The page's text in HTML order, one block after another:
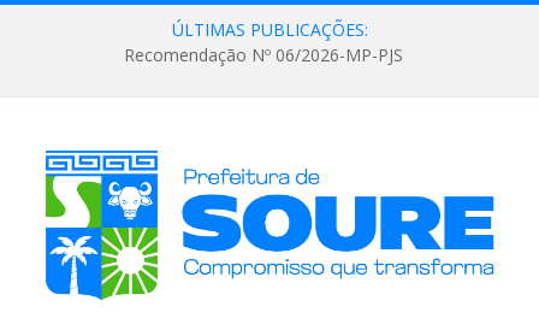
ÚLTIMAS PUBLICAÇÕES:
Recomendação Nº 06/2026-MP-PJS